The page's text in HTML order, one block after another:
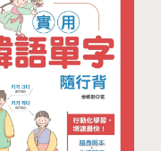
遇
對
技巧